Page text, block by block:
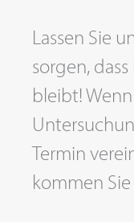
Lassen Sie
sorgen,
bleibt!
Termin
kommen